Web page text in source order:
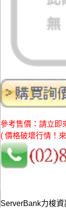
參考售價：請立即
( 價格破壞行情！
ServerBank力梭